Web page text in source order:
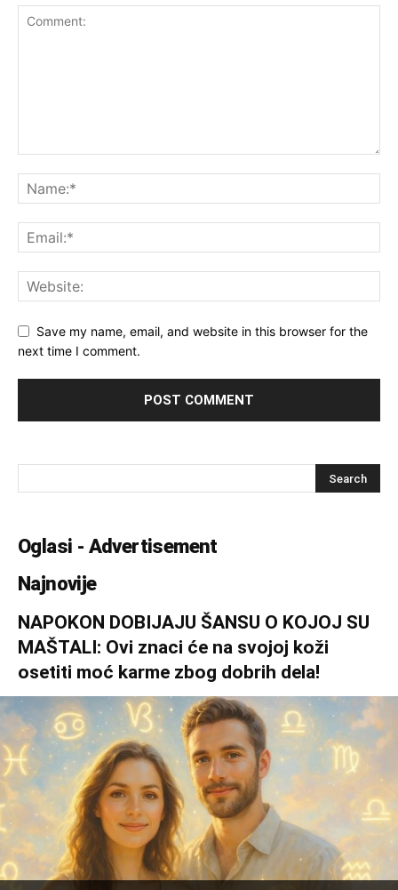
Save my name, email, and website in this browser for the
next time I comment.
Oglasi - Advertisement
Najnovije
NAPOKON DOBIJAJU ŠANSU O KOJOJ SU
MAŠTALI: Ovi znaci će na svojoj koži
osetiti moć karme zbog dobrih dela!